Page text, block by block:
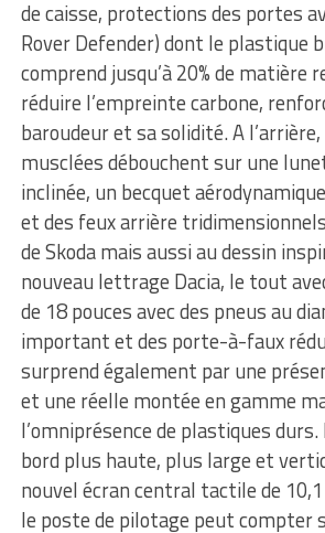
de caisse, protections des portes
Rover Defender) dont le plastique
comprend jusqu’à 20% de matière
réduire l’empreinte carbone,
baroudeur et sa solidité. A
musclées débouchent sur une
inclinée, un becquet
et des feux arrière
de Skoda mais aussi au dessin
nouveau lettrage Dacia, le tout
de 18 pouces avec des pneus au
important et des porte-à-faux
surprend également par une
et une réelle montée en gamme
l’omniprésence de plastiques durs.
bord plus haute, plus large et
nouvel écran central tactile de
le poste de pilotage peut compter